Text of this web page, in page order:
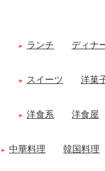
ランチ ディナ
スイーツ 洋菓
洋食系 洋食屋
中華料理 韓国料理